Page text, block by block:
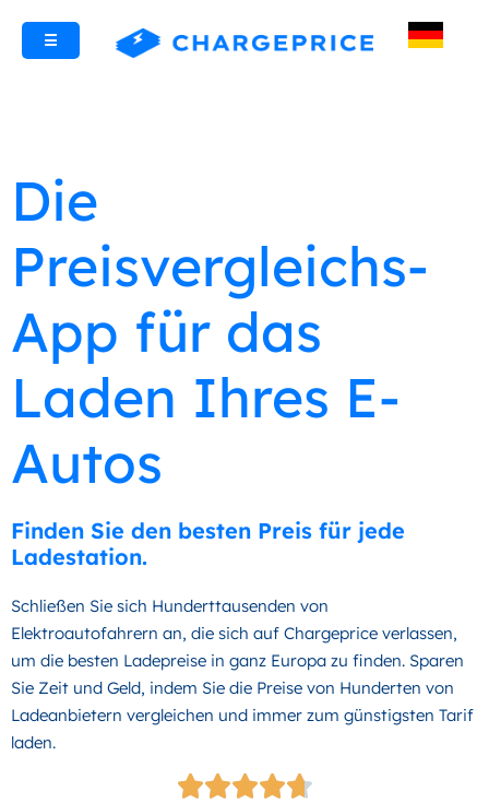
☰
Die
Preisvergleichs-
App für das
Laden Ihres E-
Autos
Finden Sie den besten Preis für jede
Ladestation.
Schließen Sie sich Hunderttausenden von
Elektroautofahrern an, die sich auf Chargeprice verlassen,
um die besten Ladepreise in ganz Europa zu finden. Sparen
Sie Zeit und Geld, indem Sie die Preise von Hunderten von
Ladeanbietern vergleichen und immer zum günstigsten Tarif
laden.